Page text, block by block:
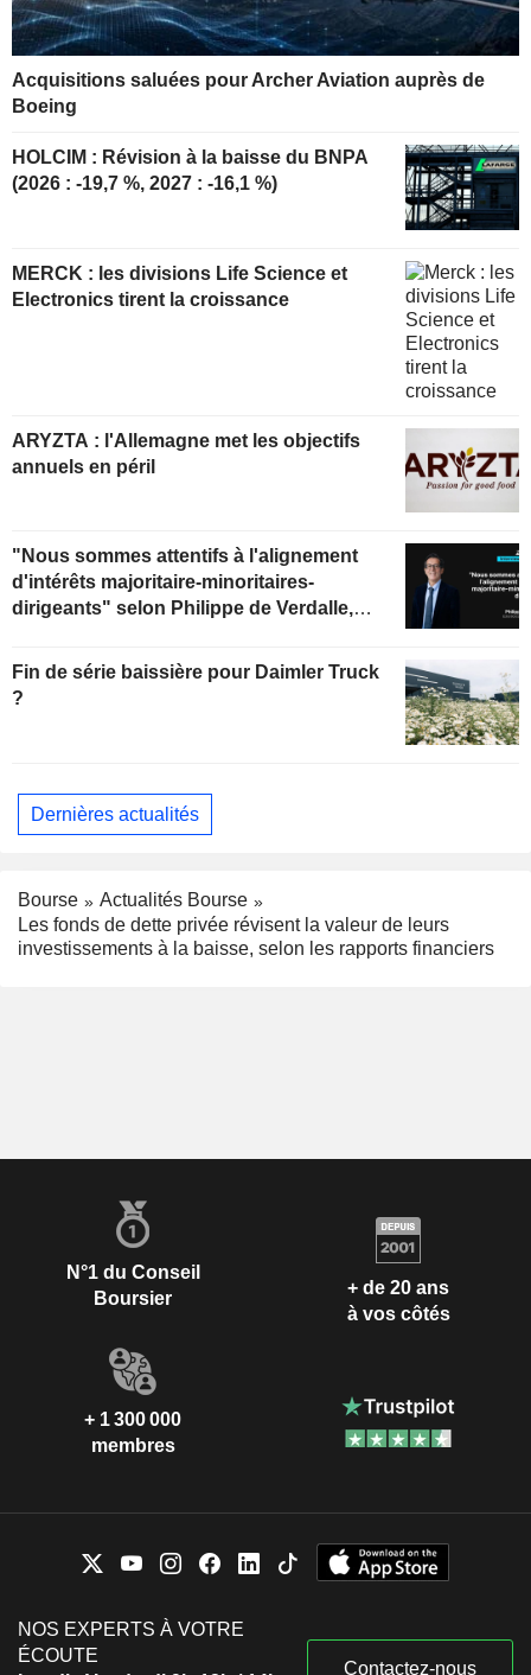
Acquisitions saluées pour Archer Aviation auprès de
Boeing
HOLCIM : Révision à la baisse du BNPA
(2026 : -19,7 %, 2027 : -16,1 %)
MERCK : les divisions Life Science et
Electronics tirent la croissance
ARYZTA : l'Allemagne met les objectifs
annuels en péril
"Nous sommes attentifs à l'alignement
d'intérêts majoritaire-minoritaires-
dirigeants" selon Philippe de Verdalle,
Fin de série baissière pour Daimler Truck
?
Dernières actualités
Bourse
Actualités Bourse
Les fonds de dette privée révisent la valeur de leurs
investissements à la baisse, selon les rapports financiers
N°1 du Conseil
Boursier
+ de 20 ans
à vos côtés
+ 1 300 000
membres
NOS EXPERTS À VOTRE
ÉCOUTE
Contactez-nous